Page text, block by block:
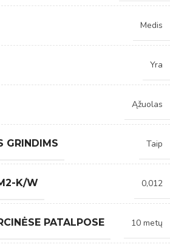
Medis
Yra
Ąžuolas
GRINDIMS Taip
K/W 0,012
PATALPOSE 10 metų